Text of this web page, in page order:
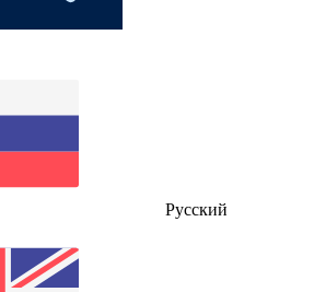
Русский